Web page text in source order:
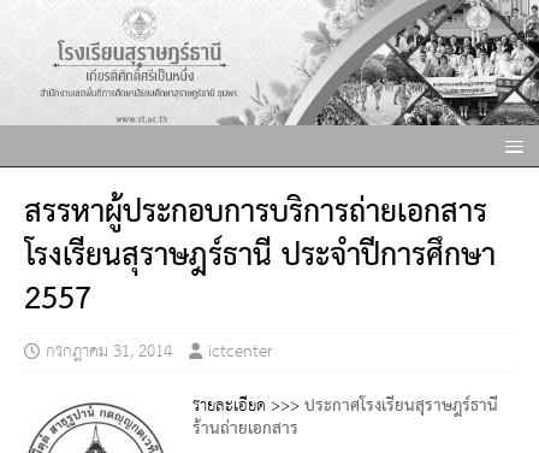
สรรหาผู้ประกอบการบริการถ่ายเอกสาร
โรงเรียนสุราษฎร์ธานี ประจำปีการศึกษา
2557
กรกฎาคม 31, 2014
ictcenter
รายละเอียด >>>ประกาศโรงเรียนสุราษฎร์ธานี
ร้านถ่ายเอกสาร